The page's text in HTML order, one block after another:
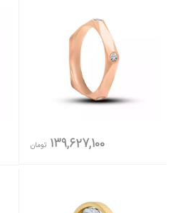
139,627,100 تومان